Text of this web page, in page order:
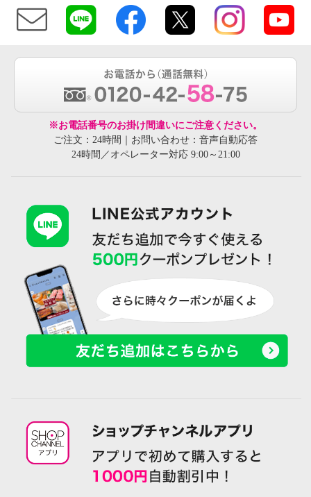
※お電話番号のお掛け間違いにご注意ください。
ご注文：24時間｜お問い合わせ：音声自動応答
24時間／オペレーター対応 9:00～21:00